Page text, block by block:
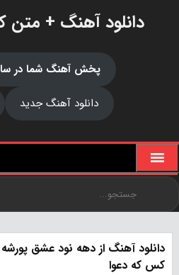
دانلود آهنگ + متن
پخش آهنگ شما در
دانلود آهنگ جدید
دانلود آهنگ از دهه نود عشق پورشه
کس که دعوا